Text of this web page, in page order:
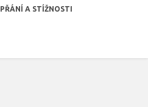
PŘÁNÍ A STÍŽNOSTI